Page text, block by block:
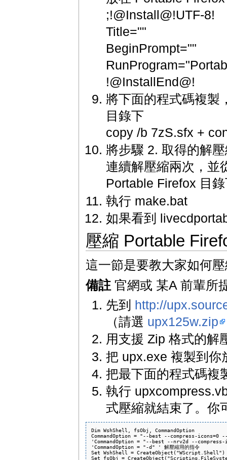
;!@Install@!UTF-8!
Title=""
BeginPrompt=""
!@InstallEnd@!
將下面的程式碼複製
目錄下
copy /b 7zS.sfx +
將步驟 2. 取得的解
連續解壓縮兩次，並
Portable Firefox 目
執行 make.bat
如果看到
壓縮 Portable
這一節是要教大家如何
備註官網或 某A 前輩所
先到 http://
（請選 upx125w.zip
用支援 Zip 格式的解
把 upx.exe 複製到你
把最下面的程式碼複
執行
式壓縮就結束了。你
Dim WshShell, fsObj, CommandOption
CommandOption = "--best --compress-icons=0
'CommandOption = "--best --nrv2d --
'CommandOption = "-d" ' 解壓縮用的指令
Set WshShell = CreateObject("WScript.Shell")
Set fsObj =